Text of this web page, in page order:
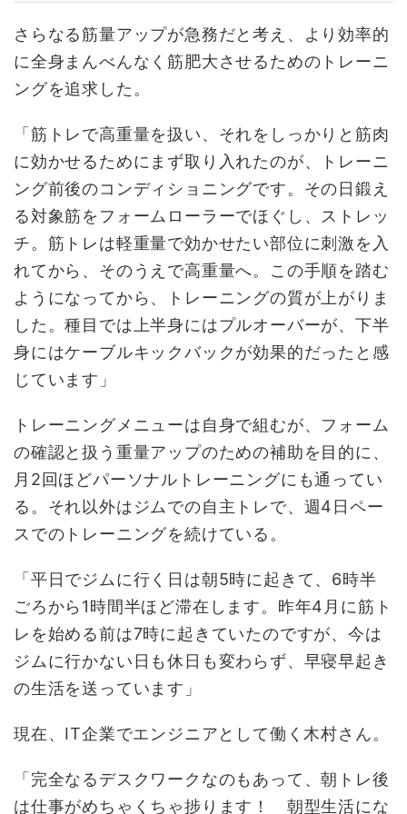
さらなる筋量アップが急務だと考え、より効率的
に全身まんべんなく筋肥大させるためのトレーニ
ングを追求した。
「筋トレで高重量を扱い、それをしっかりと筋肉
に効かせるためにまず取り入れたのが、トレーニ
ング前後のコンディショニングです。その日鍛え
る対象筋をフォームローラーでほぐし、ストレッ
チ。筋トレは軽重量で効かせたい部位に刺激を入
れてから、そのうえで高重量へ。この手順を踏む
ようになってから、トレーニングの質が上がりま
した。種目では上半身にはプルオーバーが、下半
身にはケーブルキックバックが効果的だったと感
じています」
トレーニングメニューは自身で組むが、フォーム
の確認と扱う重量アップのための補助を目的に、
月 2 回ほどパーソナルトレーニングにも通ってい
る。それ以外はジムでの自主トレで、週4 日ペー
スでのトレーニングを続けている。
「平日でジムに行く日は朝5時に起きて、 6時半
ごろから 1時間半ほど滞在します。昨年4 月に筋ト
レを始める前は7時に起きていたのですが、今は
ジムに行かない日も休日も変わらず、早寝早起き
の生活を送っています」
現在、 IT企業でエンジニアとして働く木村さん。
「完全なるデスクワークなのもあって、朝トレ後
は仕事がめちゃくちゃ捗ります！ 朝型生活にな